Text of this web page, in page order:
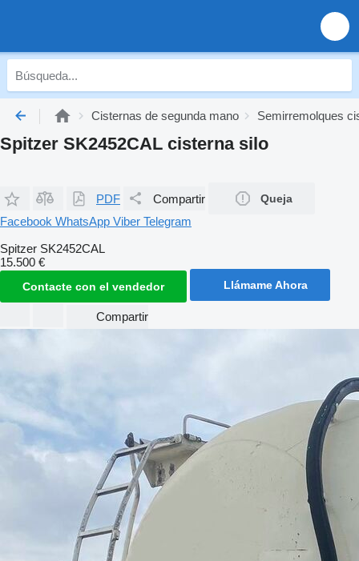
Cisternas de segunda mano Semirremolques
Spitzer SK2452CAL cisterna silo
PDF Compartir Queja
Facebook WhatsApp Viber Telegram
Spitzer SK2452CAL
15.500 €
Contacte con el vendedor Llámame Ahora
Compartir